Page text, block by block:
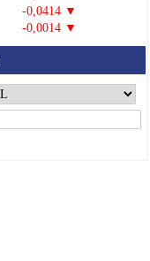
-0,0414 ▼
-0,0014 ▼